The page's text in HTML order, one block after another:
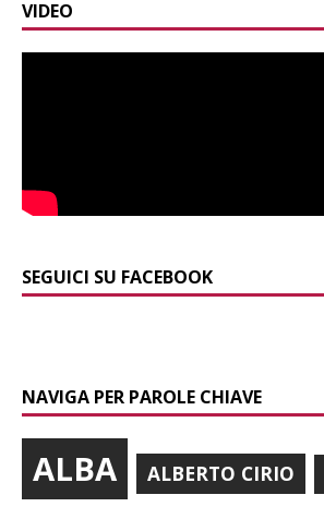
VIDEO
SEGUICI SU FACEBOOK
NAVIGA PER PAROLE CHIAVE
ALBA ALBERTO CIRIO